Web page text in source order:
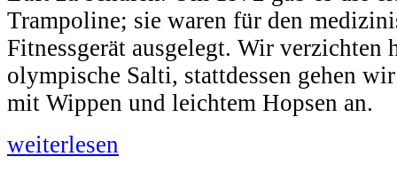
Trampoline; sie waren für den
Fitnessgerät ausgelegt. Wir verzichten
olympische Salti, stattdessen gehen
mit Wippen und leichtem Hopsen an.
weiterlesen